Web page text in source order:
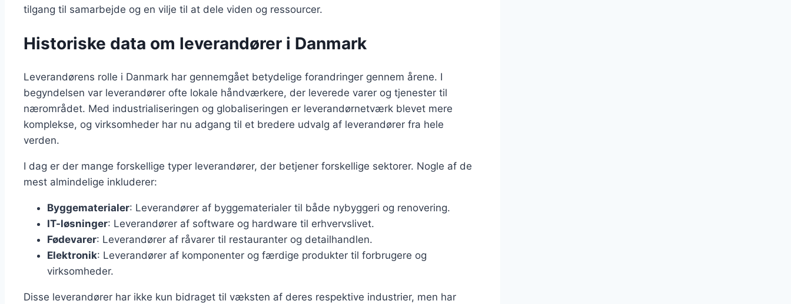
tilgang til samarbejde og en vilje til at dele viden og ressourcer.
Historiske data om leverandører i Danmark
Leverandørens rolle i Danmark har gennemgået betydelige forandringer gennem årene. I
begyndelsen var leverandører ofte lokale håndværkere, der leverede varer og tjenester til
nærområdet. Med industrialiseringen og globaliseringen er leverandørnetværk blevet mere
komplekse, og virksomheder har nu adgang til et bredere udvalg af leverandører fra hele
verden.
I dag er der mange forskellige typer leverandører, der betjener forskellige sektorer. Nogle af de
mest almindelige inkluderer:
Byggematerialer: Leverandører af byggematerialer til både nybyggeri og renovering.
IT-løsninger: Leverandører af software og hardware til erhvervslivet.
Fødevarer: Leverandører af råvarer til restauranter og detailhandlen.
Elektronik: Leverandører af komponenter og færdige produkter til forbrugere og
virksomheder.
Disse leverandører har ikke kun bidraget til væksten af deres respektive industrier, men har